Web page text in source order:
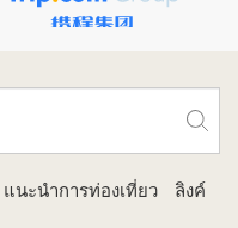
แนะนำการท่องเที่ยว
ลิงค์